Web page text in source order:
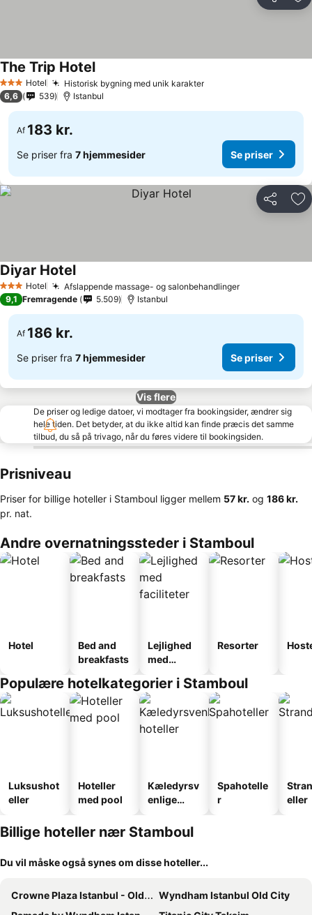
3 StjernerHotel Historisk bygning med unik karakterSe priser
The Trip HotelSe priser
6,6 539 Istanbul
Af 183 kr.
Se priser fra 7 hjemmesider Se priser
Del
3 StjernerHotel Afslappende massage- og salonbehandlingerSe priser
Diyar HotelSe priser
9,1 Fremragende 5.509 Istanbul
Af 186 kr.
Se priser fra 7 hjemmesider Se priser
Vis flere
De priser og ledige datoer, vi modtager fra bookingsider, ændrer sig
hele tiden. Det betyder, at du ikke altid kan finde præcis det samme
tilbud, du så på trivago, når du føres videre til bookingsiden.
Prisniveau
Priser for billige hoteller i Stamboul ligger mellem ‎57 kr. og ‎186 kr.
pr. nat.
Andre overnatningssteder i Stamboul
Hotel
Bed and
breakfasts
Lejlighed
med
Resorter
Populære hotelkategorier i Stamboul
Luksushot
eller
Hoteller
med pool
Kæledyrsv
enlige
Spahotelle
r
eller
Billige hoteller nær Stamboul
Du vil måske også synes om disse hoteller...
Crowne Plaza Istanbul - Old City by IHG
Wyndham Istanbul Old City